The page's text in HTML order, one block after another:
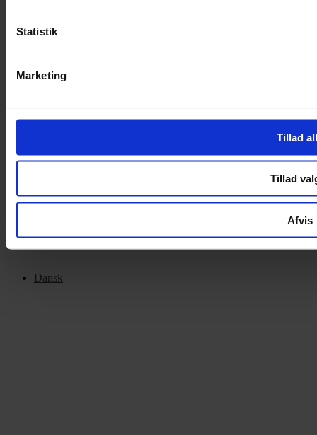
Statistik
Marketing
Tillad
Tillad
Afvis
Cookiepolitik
Copyright © 2022.Design & hosting by Webhuset Ballum ApS
Dansk